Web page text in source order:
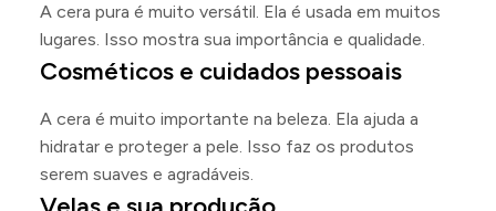
A cera pura é muito versátil. Ela é usada em muitos
lugares. Isso mostra sua importância e qualidade.
Cosméticos e cuidados pessoais
A cera é muito importante na beleza. Ela ajuda a
hidratar e proteger a pele. Isso faz os produtos
serem suaves e agradáveis.